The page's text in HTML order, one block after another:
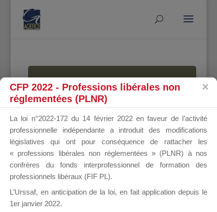
MALLETTE
DU
DIRIGEANT
CFP 2022 - Professions libérales non
réglementées (PLNR)
La loi n°2022-172 du 14 février 2022 en faveur de l’activité
professionnelle indépendante a introduit des modifications
législatives qui ont pour conséquence de rattacher les
« professions libérales non réglementées » (PLNR) à nos
confrères du fonds interprofessionnel de formation des
professionnels libéraux (FIF PL).
L’Urssaf, en anticipation de la loi, en fait application depuis le
1er janvier 2022.